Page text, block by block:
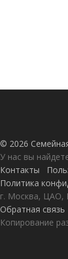
© 2026
У нас вы
Контакты
Политика
г. Москва, ЦАО,
Обратная связь
Копирование